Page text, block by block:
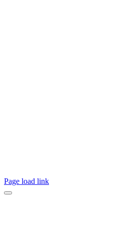
Page load link